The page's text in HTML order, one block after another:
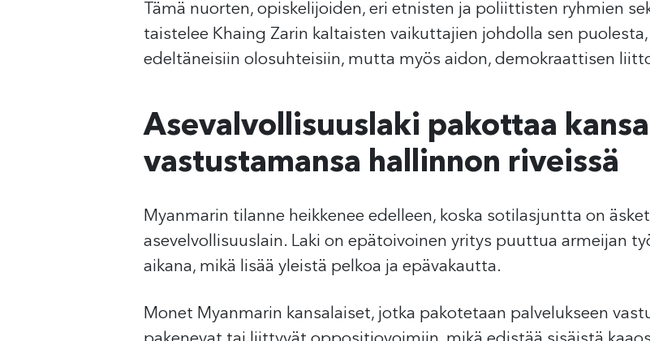
Tämä nuorten, opiskelijoiden, eri etnisten ja poliittisten ryhmien
taistelee Khaing Zarin kaltaisten vaikuttajien johdolla sen
edeltäneisiin olosuhteisiin, mutta myös aidon, demokraattisen
Asevalvollisuuslaki pakottaa
vastustamansa hallinnon riveissä
Myanmarin tilanne heikkenee edelleen, koska sotilasjuntta on
asevelvollisuuslain. Laki on epätoivoinen yritys puuttua armeijan
aikana, mikä lisää yleistä pelkoa ja epävakautta.
Monet Myanmarin kansalaiset, jotka pakotetaan palvelukseen